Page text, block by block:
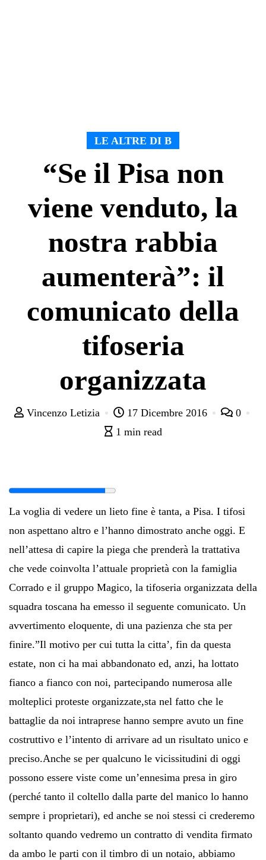
LE ALTRE DI B
“Se il Pisa non
viene venduto, la
nostra rabbia
aumenterà”: il
comunicato della
tifoseria
organizzata
Vincenzo Letizia 17 Dicembre 2016
0
1 min read
La voglia di vedere un lieto fine è tanta, a Pisa. I tifosi
non aspettano altro e l’hanno dimostrato anche oggi. E
nell’attesa di capire la piega che prenderà la trattativa
che vede coinvolta l’attuale proprietà con la famiglia
Corrado e il gruppo Magico, la tifoseria organizzata della
squadra toscana ha emesso il seguente comunicato. Un
avvertimento eloquente, di una pazienza che sta per
finire.”Il motivo per cui tutta la citta’, fin da questa
estate, non ci ha mai abbandonato ed, anzi, ha lottato
fianco a fianco con noi, partecipando numerosa alle
molteplici proteste organizzate,sta nel fatto che le
battaglie da noi intraprese hanno sempre avuto un fine
costruttivo e l’intento di arrivare ad un risultato unico e
preciso.Anche se per qualcuno le vicissitudini di oggi
possono essere viste come un’ennesima presa in giro
(perché tanto il coltello dalla parte del manico lo hanno
sempre i proprietari), ed anche se noi stessi ci crederemo
soltanto quando vedremo un contratto di vendita firmato
da ambo le parti con il timbro di un notaio, abbiamo